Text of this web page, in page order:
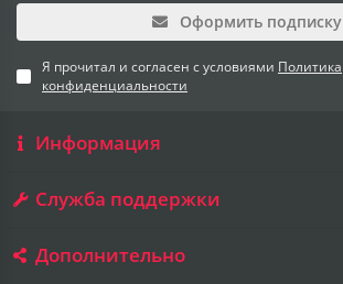
Оформить подписку
Я прочитал и согласен с условиями Политика
конфиденциальности
Информация
Служба поддержки
Дополнительно